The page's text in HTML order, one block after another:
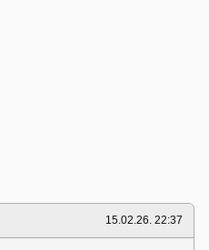
15.02.26. 22:37